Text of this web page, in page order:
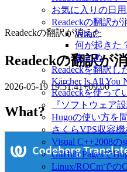
お気に入りの日
Readeckの翻訳が
What?
何が起きた
まとめ
Readeckを翻訳し
Kärcher Is All You
Readeckを使って
『ソフトウェア
Hugoの使い方を
さくらVPS収容
Visual C++2008の
GitHub Pagesで
Linux/ROCmでの
Readeckの翻訳が消えた
Readeckの翻訳が
2026-05-19 19:51:41+09:00
What?